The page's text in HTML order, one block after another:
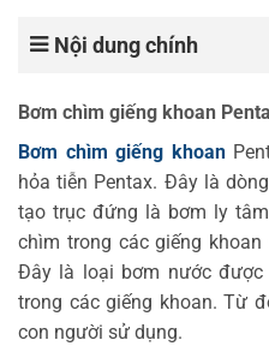
Nội dung chính
Bơm chìm giếng khoan
Bơm chìm giếng khoan
hỏa tiễn Pentax. Đây là
tạo trục đứng là bơm ly
chìm trong các giếng
Đây là loại bơm nước
trong các giếng khoan. Từ
con người sử dụng.